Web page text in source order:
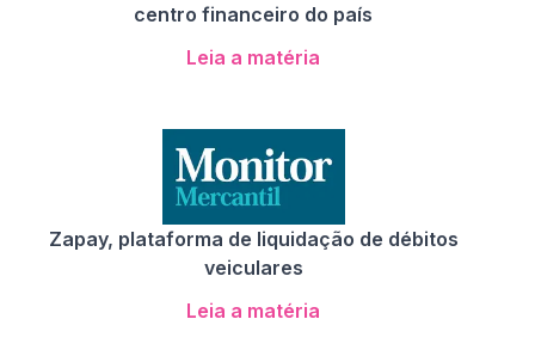
centro financeiro do país
Leia a matéria
Zapay, plataforma de liquidação de débitos
veiculares
Leia a matéria